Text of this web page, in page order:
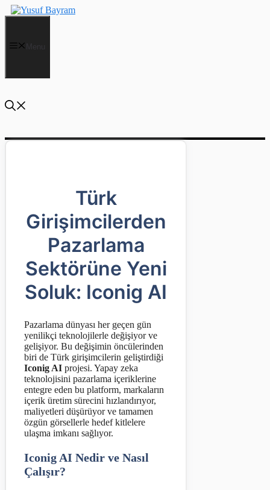
İçeriğe
atla
Menu
Türk
Girişimcilerden
Pazarlama
Sektörüne Yeni
Soluk: Iconig AI
Pazarlama dünyası her geçen gün
yenilikçi teknolojilerle değişiyor ve
gelişiyor. Bu değişimin öncülerinden
biri de Türk girişimcilerin geliştirdiği
Iconig AI projesi. Yapay zeka
teknolojisini pazarlama içeriklerine
entegre eden bu platform, markaların
içerik üretim sürecini hızlandırıyor,
maliyetleri düşürüyor ve tamamen
özgün görsellerle hedef kitlelere
ulaşma imkanı sağlıyor.
Iconig AI Nedir ve Nasıl
Çalışır?